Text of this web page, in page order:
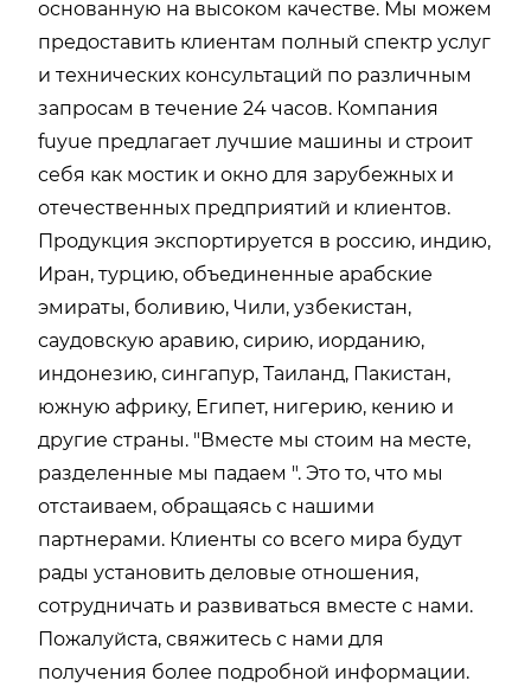
основанную на высоком качестве. Мы можем
предоставить клиентам полный спектр услуг
и технических консультаций по различным
запросам в течение 24 часов. Компания
fuyue предлагает лучшие машины и строит
себя как мостик и окно для зарубежных и
отечественных предприятий и клиентов.
Продукция экспортируется в россию, индию,
Иран, турцию, объединенные арабские
эмираты, боливию, Чили, узбекистан,
саудовскую аравию, сирию, иорданию,
индонезию, сингапур, Таиланд, Пакистан,
южную африку, Египет, нигерию, кению и
другие страны. "Вместе мы стоим на месте,
разделенные мы падаем ". Это то, что мы
отстаиваем, обращаясь с нашими
партнерами. Клиенты со всего мира будут
рады установить деловые отношения,
сотрудничать и развиваться вместе с нами.
Пожалуйста, свяжитесь с нами для
получения более подробной информации.